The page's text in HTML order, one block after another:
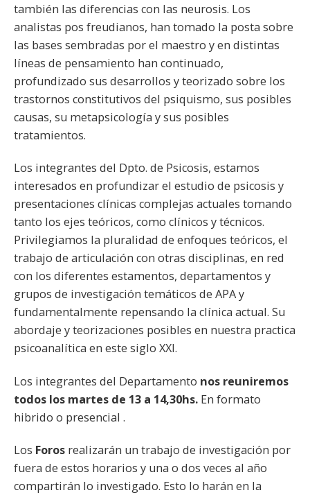
también las diferencias con las neurosis. Los
analistas pos freudianos, han tomado la posta sobre
las bases sembradas por el maestro y en distintas
líneas de pensamiento han continuado,
profundizado sus desarrollos y teorizado sobre los
trastornos constitutivos del psiquismo, sus posibles
causas, su metapsicología y sus posibles
tratamientos.
Los integrantes del Dpto. de Psicosis, estamos
interesados en profundizar el estudio de psicosis y
presentaciones clínicas complejas actuales tomando
tanto los ejes teóricos, como clínicos y técnicos.
Privilegiamos la pluralidad de enfoques teóricos, el
trabajo de articulación con otras disciplinas, en red
con los diferentes estamentos, departamentos y
grupos de investigación temáticos de APA y
fundamentalmente repensando la clínica actual. Su
abordaje y teorizaciones posibles en nuestra practica
psicoanalítica en este siglo XXI.
Los integrantes del Departamento nos reuniremos
todos los martes de 13 a 14,30hs. En formato
hibrido o presencial .
Los Foros realizarán un trabajo de investigación por
fuera de estos horarios y una o dos veces al año
compartirán lo investigado. Esto lo harán en la